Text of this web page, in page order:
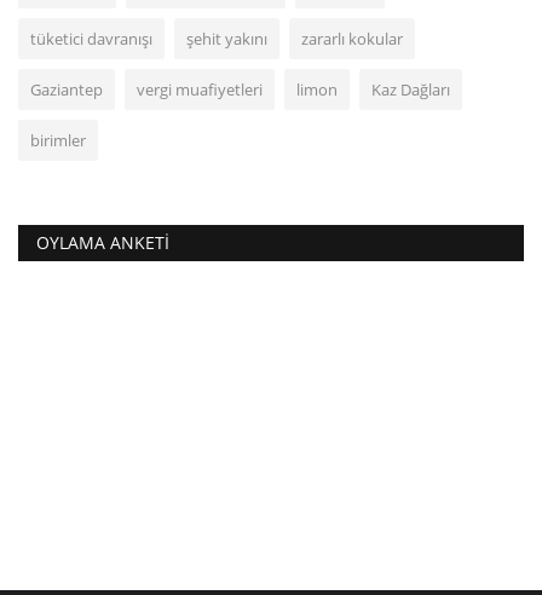
tüketici davranışı şehit yakını zararlı kokular
Gaziantep vergi muafiyetleri limon Kaz Dağları
birimler
OYLAMA ANKETI